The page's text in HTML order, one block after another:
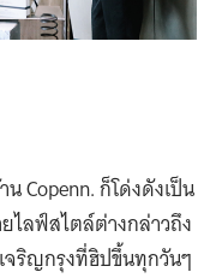
Copenn. ก็โด่งดังเป็น
ลฟ์สไตล์ต่างกล่าวถึง
จริญกรุงที่ฮิปขึ้นทุกวันๆ